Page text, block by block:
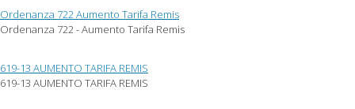
amigo
(Se
abre
ventana
nueva)
una
ventana
nueva)
una
ventana
nueva)
Ordenanza 722 Aumento Tarifa Remis
Ordenanza 722 - Aumento Tarifa Remis
619-13 AUMENTO TARIFA REMIS
619-13 AUMENTO TARIFA REMIS